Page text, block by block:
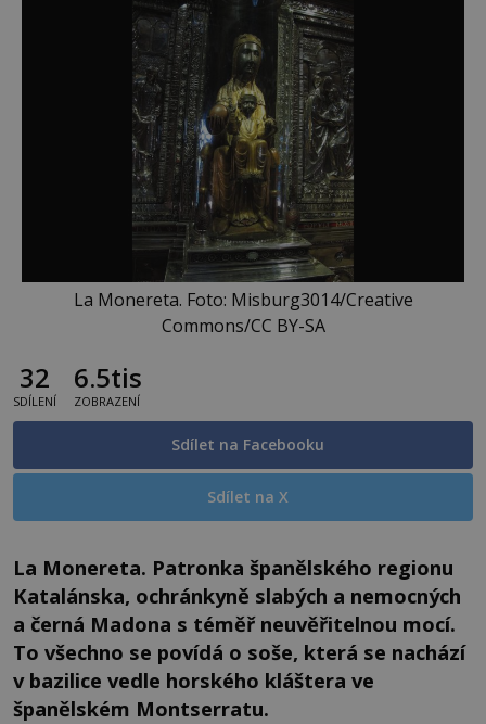
La Monereta. Foto: Misburg3014/Creative
Commons/CC BY-SA
32
SDÍLENÍ
6.5tis
ZOBRAZENÍ
Sdílet na Facebooku
Sdílet na X
La Monereta. Patronka španělského regionu
Katalánska, ochránkyně slabých a nemocných
a černá Madona s téměř neuvěřitelnou mocí.
To všechno se povídá o soše, která se nachází
v bazilice vedle horského kláštera ve
španělském Montserratu.